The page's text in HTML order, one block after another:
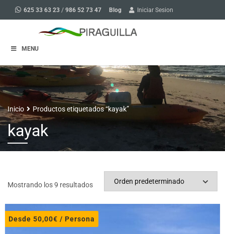
625 33 63 23 / 986 52 73 47 Blog Iniciar Sesion
MENU
Inicio Productos etiquetados “kayak”
kayak
Mostrando los 9 resultados
Desde 50,00€ / Persona